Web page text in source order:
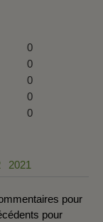
0
0
0
0
0
2021
pour
pour